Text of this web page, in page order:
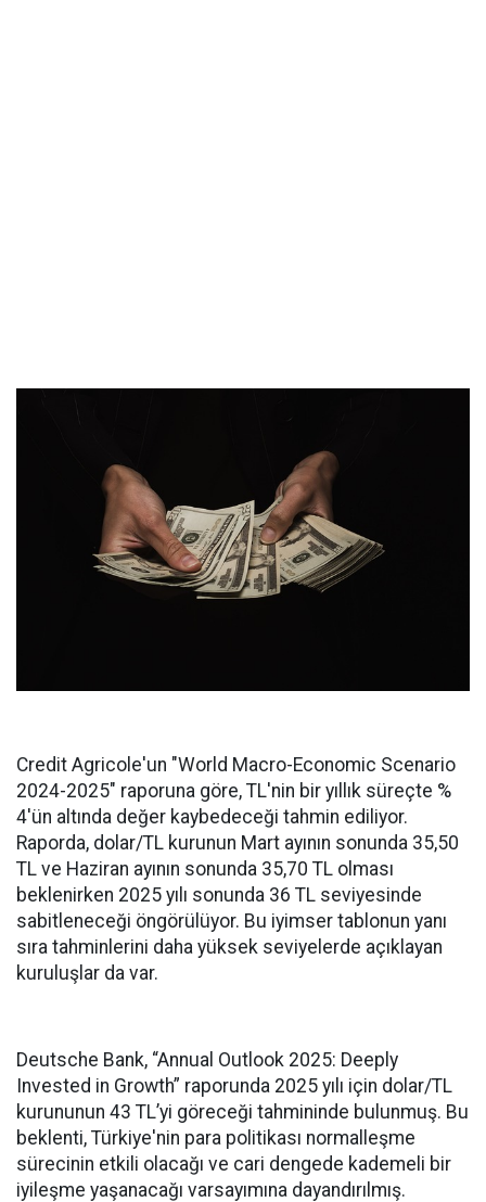
Credit Agricole'un "World Macro-Economic Scenario
2024-2025" raporuna göre, TL'nin bir yıllık süreçte %
4'ün altında değer kaybedeceği tahmin ediliyor.
Raporda, dolar/TL kurunun Mart ayının sonunda 35,50
TL ve Haziran ayının sonunda 35,70 TL olması
beklenirken 2025 yılı sonunda 36 TL seviyesinde
sabitleneceği öngörülüyor. Bu iyimser tablonun yanı
sıra tahminlerini daha yüksek seviyelerde açıklayan
kuruluşlar da var.
Deutsche Bank, “Annual Outlook 2025: Deeply
Invested in Growth” raporunda 2025 yılı için dolar/TL
kurununun 43 TL’yi göreceği tahmininde bulunmuş. Bu
beklenti, Türkiye'nin para politikası normalleşme
sürecinin etkili olacağı ve cari dengede kademeli bir
iyileşme yaşanacağı varsayımına dayandırılmış.